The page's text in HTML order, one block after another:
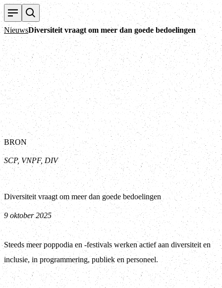
NieuwsDiversiteit vraagt om meer dan goede bedoelingen
BRON
SCP, VNPF, DIV
Diversiteit vraagt om meer dan goede bedoelingen
9 oktober 2025
Steeds meer poppodia en -festivals werken actief aan diversiteit en
inclusie, in programmering, publiek en personeel.